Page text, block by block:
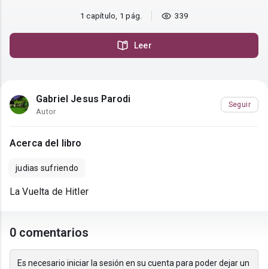
1 capítulo, 1 pág. 339
Leer
Gabriel Jesus Parodi
Autor
Seguir
Acerca del libro
judias sufriendo
La Vuelta de Hitler
0 comentarios
Es necesario iniciar la sesión en su cuenta para poder dejar un